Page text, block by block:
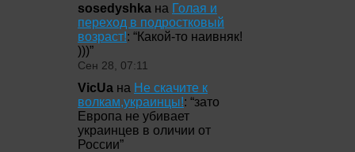
sosedyshka на Голая и
переход в подростковый
возраст!: “Какой-то наивняк!
)))”
Сен 28, 07:11
VicUa на Не скачите к
волкам,украинцы!: “зато
Европа не убивает
украинцев в оличии от
России”